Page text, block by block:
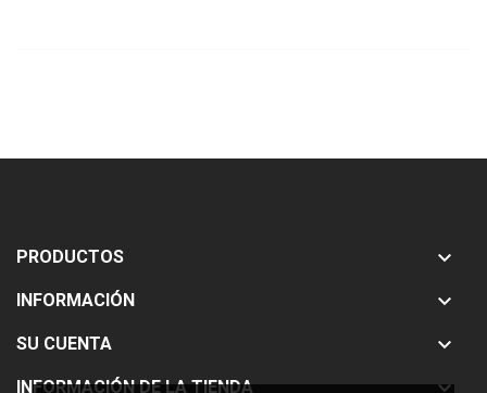
PRODUCTOS 
INFORMACIÓN 
SU CUENTA 
INFORMACIÓN DE LA TIENDA